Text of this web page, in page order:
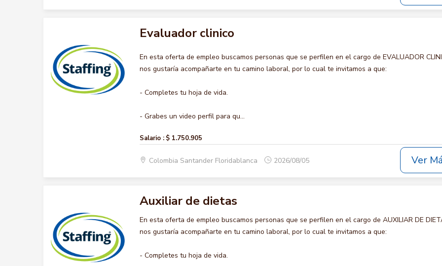
Evaluador clinico
En esta oferta de empleo buscamos personas que se perfilen en el cargo de EVALUADOR
nos gustaría acompañarte en tu camino laboral, por lo cual te invitamos a que:
- Completes tu hoja de vida.
- Grabes un video perfil para qu...
Salario : $ 1.750.905
Colombia Santander Floridablanca 2026/08/05 Ver
Auxiliar de dietas
En esta oferta de empleo buscamos personas que se perfilen en el cargo de AUXILIAR DE
nos gustaría acompañarte en tu camino laboral, por lo cual te invitamos a que:
- Completes tu hoja de vida.